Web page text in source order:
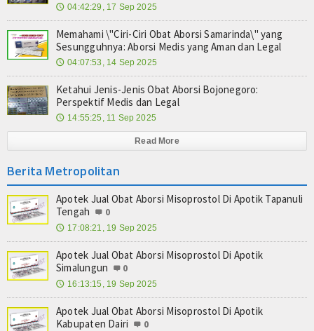
🕔 04:42:29, 17 Sep 2025
Memahami \"Ciri-Ciri Obat Aborsi Samarinda\" yang
Sesungguhnya: Aborsi Medis yang Aman dan Legal
🕔 04:07:53, 14 Sep 2025
Ketahui Jenis-Jenis Obat Aborsi Bojonegoro:
Perspektif Medis dan Legal
🕔 14:55:25, 11 Sep 2025
Read More
Berita Metropolitan
Apotek Jual Obat Aborsi Misoprostol Di Apotik Tapanuli
Tengah
0
🕔 17:08:21, 19 Sep 2025
Apotek Jual Obat Aborsi Misoprostol Di Apotik
Simalungun
0
🕔 16:13:15, 19 Sep 2025
Apotek Jual Obat Aborsi Misoprostol Di Apotik
Kabupaten Dairi
0